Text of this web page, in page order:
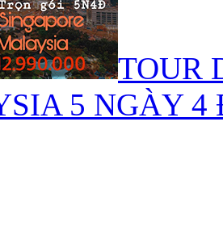
TOUR
5 NGÀY 4